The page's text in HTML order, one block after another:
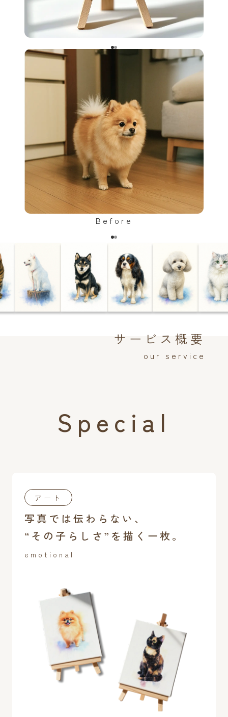
Before
サービス概要
our service
Special
アート
写真では伝わらない、
“その子らしさ”を描く一枚。
emotional